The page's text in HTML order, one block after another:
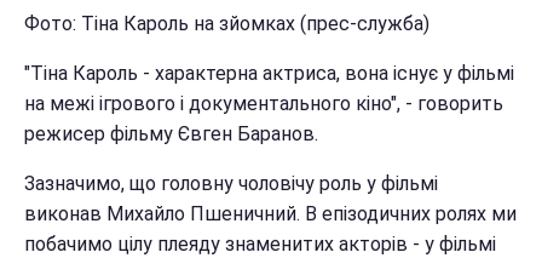
Фото: Тіна Кароль на зйомках (прес-служба)
"Тіна Кароль - характерна актриса, вона існує у фільмі
на межі ігрового і документального кіно", - говорить
режисер фільму Євген Баранов.
Зазначимо, що головну чоловічу роль у фільмі
виконав Михайло Пшеничний. В епізодичних ролях ми
побачимо цілу плеяду знаменитих акторів - у фільмі